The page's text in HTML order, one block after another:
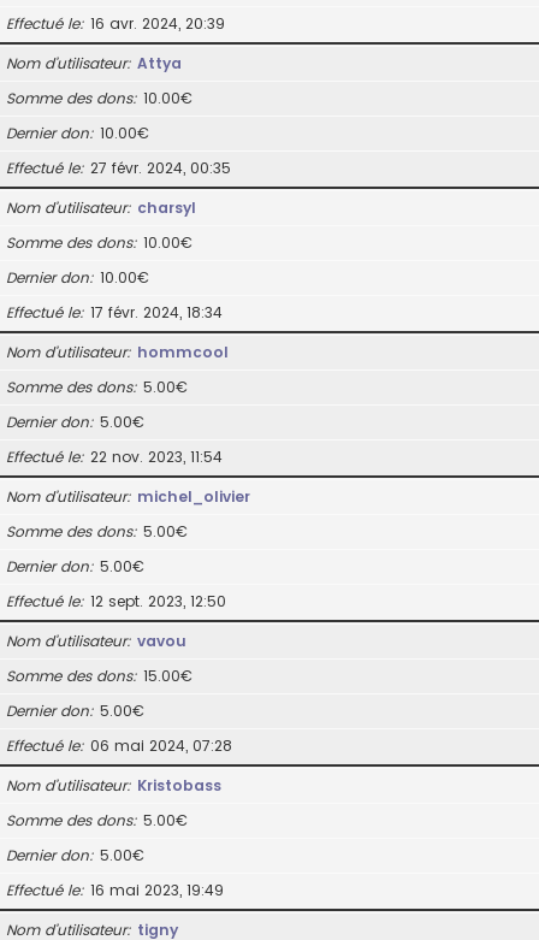
Effectué le 16 avr. 2024, 20:39
Nom d’utilisateur Attya
Somme des dons 10.00€
Dernier don 10.00€
Effectué le 27 févr. 2024, 00:35
Nom d’utilisateur charsyl
Somme des dons 10.00€
Dernier don 10.00€
Effectué le 17 févr. 2024, 18:34
Nom d’utilisateur hommcool
Somme des dons 5.00€
Dernier don 5.00€
Effectué le 22 nov. 2023, 11:54
Nom d’utilisateur michel_olivier
Somme des dons 5.00€
Dernier don 5.00€
Effectué le 12 sept. 2023, 12:50
Nom d’utilisateur vavou
Somme des dons 15.00€
Dernier don 5.00€
Effectué le 06 mai 2024, 07:28
Nom d’utilisateur Kristobass
Somme des dons 5.00€
Dernier don 5.00€
Effectué le 16 mai 2023, 19:49
Nom d’utilisateur tigny